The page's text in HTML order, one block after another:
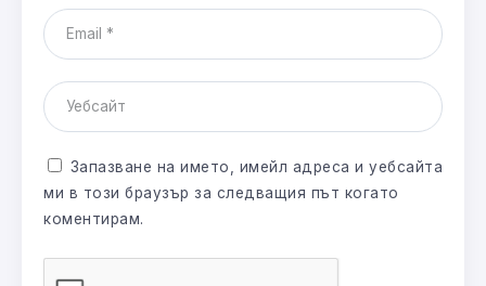
Запазване на името, имейл адреса и уебсайта
ми в този браузър за следващия път когато
коментирам.